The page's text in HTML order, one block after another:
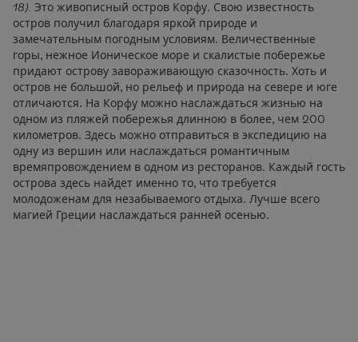
18). Это живописный остров Корфу. Свою известность
остров получил благодаря яркой природе и
замечательным погодным условиям. Величественные
горы, нежное Ионическое море и скалистые побережье
придают острову завораживающую сказочность. Хоть и
остров не большой, но рельеф и природа на севере и юге
отличаются. На Корфу можно наслаждаться жизнью на
одном из пляжей побережья длинною в более, чем 200
километров. Здесь можно отправиться в экспедицию на
одну из вершин или наслаждаться романтичным
времяпровождением в одном из ресторанов. Каждый гость
острова здесь найдет именно то, что требуется
молодоженам для незабываемого отдыха. Лучше всего
магией Греции наслаждаться ранней осенью.